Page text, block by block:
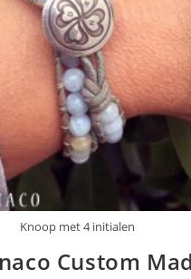
Knoop met 4 initialen
Custom